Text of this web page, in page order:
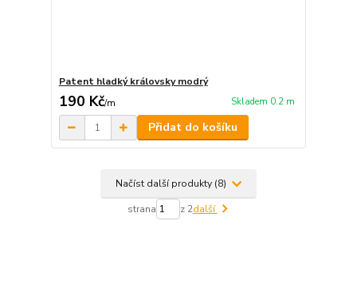
Patent hladký královsky modrý
190 Kč/m Skladem 0.2 m
Přidat do košíku
Načíst další produkty (8)
strana z 2další